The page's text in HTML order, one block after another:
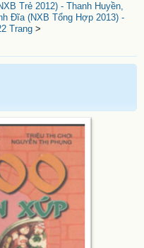
Trẻ 2012) - Thanh Huyền,
Đĩa (NXB Tổng Hợp 2013) -
Trang >